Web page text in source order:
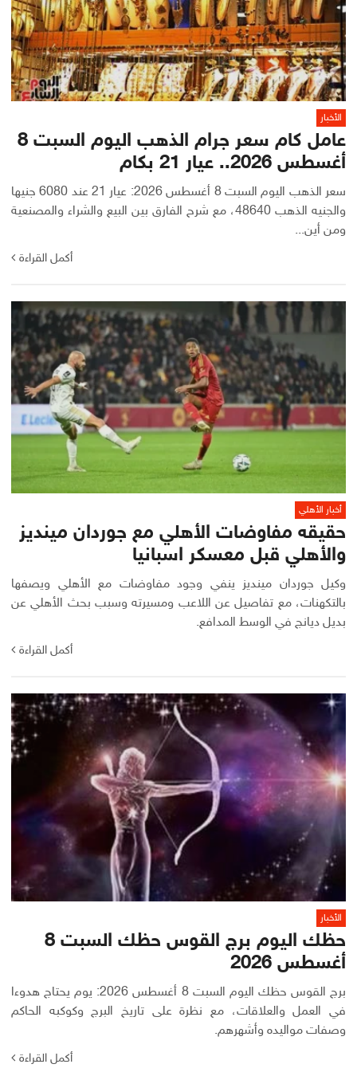
الأخبار
عامل كام سعر جرام الذهب اليوم السبت 8
أغسطس 2026.. عيار 21 بكام
سعر الذهب اليوم السبت 8 أغسطس 2026: عيار 21 عند 6080 جنيها
والجنيه الذهب 48640، مع شرح الفارق بين البيع والشراء والمصنعية
ومن أين...
أكمل القراءة
أخبار الأهلي
حقيقه مفاوضات الأهلي مع جوردان مينديز
والأهلي قبل معسكر اسبانيا
وكيل جوردان مينديز ينفي وجود مفاوضات مع الأهلي ويصفها
بالتكهنات، مع تفاصيل عن اللاعب ومسيرته وسبب بحث الأهلي عن
بديل ديانج في الوسط المدافع.
أكمل القراءة
الأخبار
حظك اليوم برج القوس حظك السبت 8
أغسطس 2026
برج القوس حظك اليوم السبت 8 أغسطس 2026: يوم يحتاج هدوءا
في العمل والعلاقات، مع نظرة على تاريخ البرج وكوكبه الحاكم
وصفات مواليده وأشهرهم.
أكمل القراءة